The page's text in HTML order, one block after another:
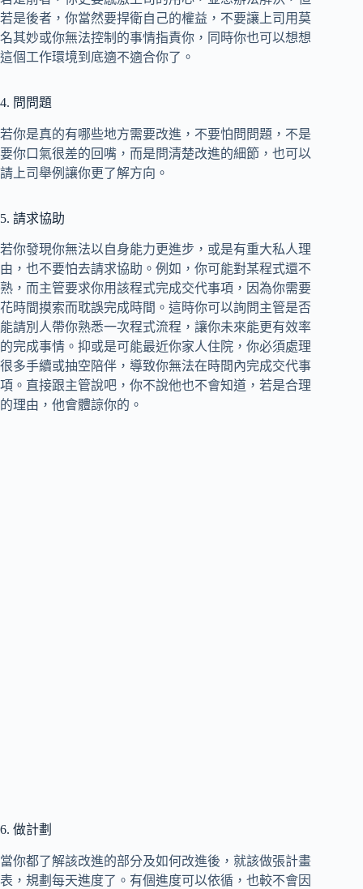
若是後者，你當然要捍衛自己的權益，不要讓上司用莫
名其妙或你無法控制的事情指責你，同時你也可以想想
這個工作環境到底適不適合你了。
4. 問問題
若你是真的有哪些地方需要改進，不要怕問問題，不是
要你口氣很差的回嘴，而是問清楚改進的細節，也可以
請上司舉例讓你更了解方向。
5. 請求協助
若你發現你無法以自身能力更進步，或是有重大私人理
由，也不要怕去請求協助。例如，你可能對某程式還不
熟，而主管要求你用該程式完成交代事項，因為你需要
花時間摸索而耽誤完成時間。這時你可以詢問主管是否
能請別人帶你熟悉一次程式流程，讓你未來能更有效率
的完成事情。抑或是可能最近你家人住院，你必須處理
很多手續或抽空陪伴，導致你無法在時間內完成交代事
項。直接跟主管說吧，你不說他也不會知道，若是合理
的理由，他會體諒你的。
6. 做計劃
當你都了解該改進的部分及如何改進後，就該做張計畫
表，規劃每天進度了。有個進度可以依循，也較不會因